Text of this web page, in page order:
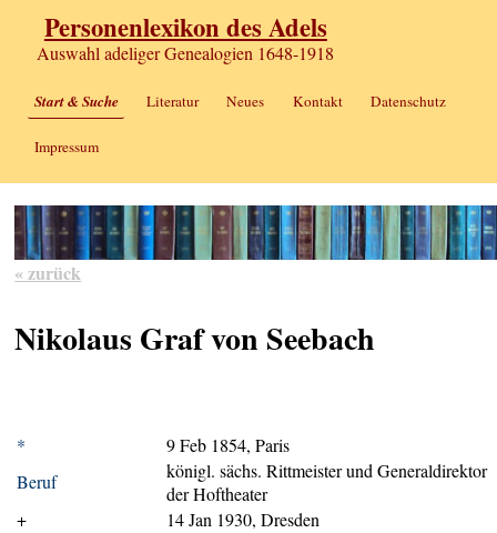
Personenlexikon des Adels
Auswahl adeliger Genealogien 1648-1918
Start & Suche Literatur Neues Kontakt Datenschutz
Impressum
« zurück
Nikolaus Graf von Seebach
*
9 Feb 1854, Paris
Beruf
königl. sächs. Rittmeister und Generaldirektor
der Hoftheater
+
14 Jan 1930, Dresden